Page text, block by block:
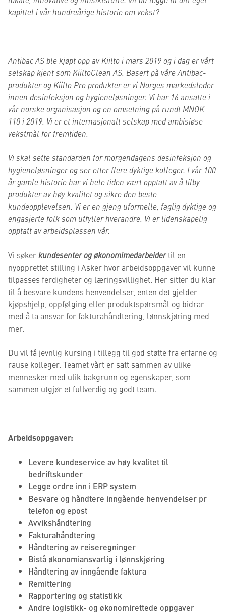
kapittel i vår hundreårige historie om vekst?
Antibac AS ble kjøpt opp av Kiilto i mars 2019 og i dag er vårt
selskap kjent som KiiltoClean AS. Basert på våre Antibac-
produkter og Kiilto Pro produkter er vi Norges markedsleder
innen desinfeksjon og hygieneløsninger. Vi har 16 ansatte i
vår norske organisasjon og en omsetning på rundt MNOK
110 i 2019. Vi er et internasjonalt selskap med ambisiøse
vekstmål for fremtiden.
Vi skal sette standarden for morgendagens desinfeksjon og
hygieneløsninger og ser etter flere dyktige kolleger. I vår 100
år gamle historie har vi hele tiden vært opptatt av å tilby
produkter av høy kvalitet og sikre den beste
kundeopplevelsen. Vi er en gjeng uformelle, faglig dyktige og
engasjerte folk som utfyller hverandre. Vi er lidenskapelig
opptatt av arbeidsplassen vår.
Vi søkerkundesenter og økonomimedarbeidertil en
nyopprettet stilling i Asker hvor arbeidsoppgaver vil kunne
tilpasses ferdigheter og læringsvillighet. Her sitter du klar
til å besvare kundens henvendelser, enten det gjelder
kjøpshjelp, oppfølging eller produktspørsmål og bidrar
med å ta ansvar for fakturahåndtering, lønnskjøring med
mer.
Du vil få jevnlig kursing i tillegg til god støtte fra erfarne og
rause kolleger. Teamet vårt er satt sammen av ulike
mennesker med ulik bakgrunn og egenskaper, som
sammen utgjør et fullverdig og godt team.
Arbeidsoppgaver:
Levere kundeservice av høy kvalitet til
bedriftskunder
Legge ordre inn i ERP system
Besvare og håndtere inngående henvendelser pr
telefon og epost
Avvikshåndtering
Fakturahåndtering
Håndtering av reiseregninger
Bistå økonomiansvarlig i lønnskjøring
Håndtering av inngående faktura
Remittering
Rapportering og statistikk
Andre logistikk- og økonomirettede oppgaver